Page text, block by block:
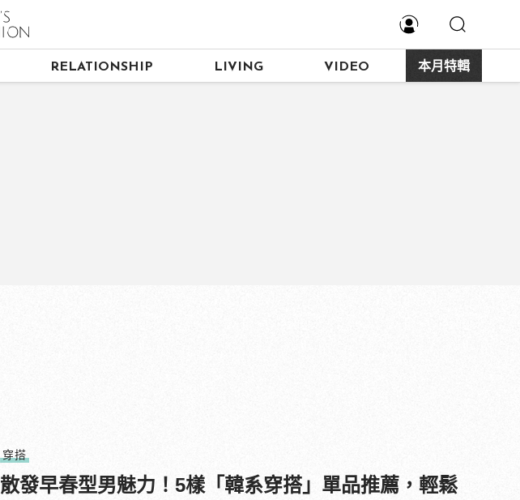
RELATIONSHIP LIVING VIDEO 本月特輯
穿搭
散發早春型男魅力！5樣「韓系穿搭」單品推薦，輕鬆